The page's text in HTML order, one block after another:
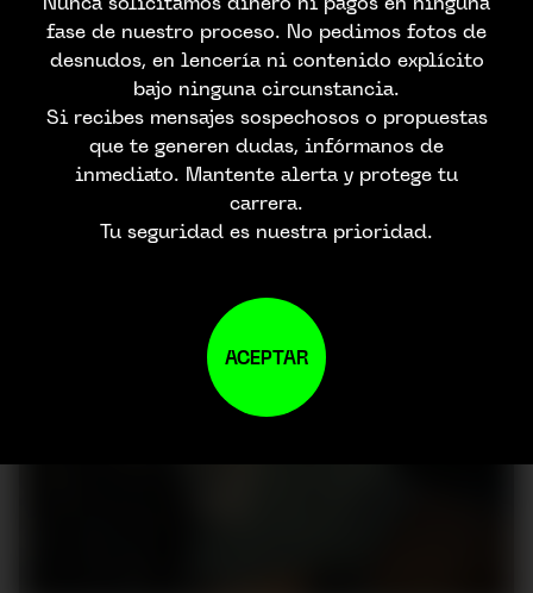
fase de nuestro proceso. No pedimos fotos de
desnudos, en lencería ni contenido explícito
bajo ninguna circunstancia.
Si recibes mensajes sospechosos o propuestas
que te generen dudas, infórmanos de
inmediato. Mantente alerta y protege tu
carrera.
Tu seguridad es nuestra prioridad.
ACEPTAR